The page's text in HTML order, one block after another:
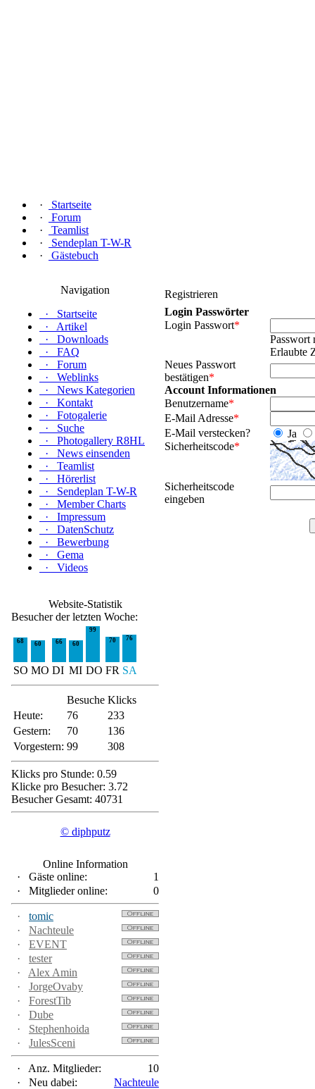
·
Startseite
·
Forum
·
Teamlist
·
Sendeplan T-W-R
·
Gästebuch
Navigation
·
Startseite
·
Artikel
·
Downloads
·
FAQ
·
Forum
·
Weblinks
·
News Kategorien
·
Kontakt
·
Fotogalerie
·
Suche
·
Photogallery R8HL
·
News einsenden
·
Teamlist
·
Hörerlist
·
Sendeplan T-W-R
·
Member Charts
·
Impressum
·
DatenSchutz
·
Bewerbung
·
Gema
·
Videos
Website-Statistik
Besucher der letzten Woche:
68 60 66 60
99
70
76
SO MO DI MI DO FR SA
Besuche Klicks
Heute:
76
233
Gestern:
70
136
Vorgestern: 99 308
Klicks pro Stunde: 0.59
Klicke pro Besucher: 3.72
Besucher Gesamt: 40731
© diphputz
Online Information
·
Gäste online:
1
·
Mitglieder online: 0
·
tomic
·
Nachteule
·
EVENT
·
tester
·
Alex Amin
·
JorgeOvaby
·
ForestTib
·
Dube
·
Stephenhoida
·
JulesSceni
· Anz. Mitglieder:
10
·
Neu dabei: Nachteule
Registrieren
Login Passwörter
Login Passwort*
Passwort
Erlaubte
Neues Passwort
bestätigen*
Account Informationen
Benutzername*
E-Mail Adresse*
E-Mail verstecken?
Ja
Sicherheitscode*
Sicherheitscode
eingeben